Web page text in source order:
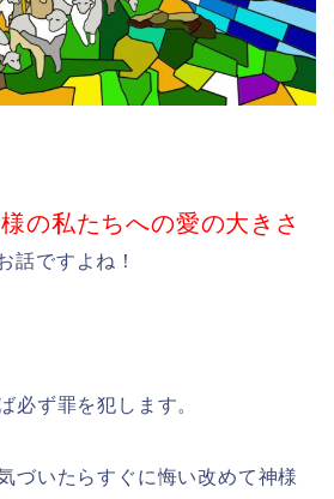
の私たちへの愛の大きさ
話ですよね！
必ず罪を犯します。
づいたらすぐに悔い改めて神様